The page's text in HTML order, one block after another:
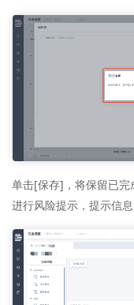
单击[保存]，将保留已完
进行风险提示，提示信